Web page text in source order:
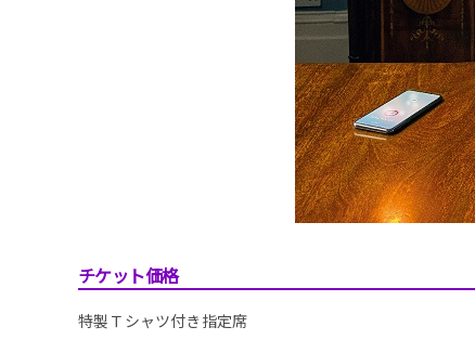
チケット価格
特製Ｔシャツ付き指定席